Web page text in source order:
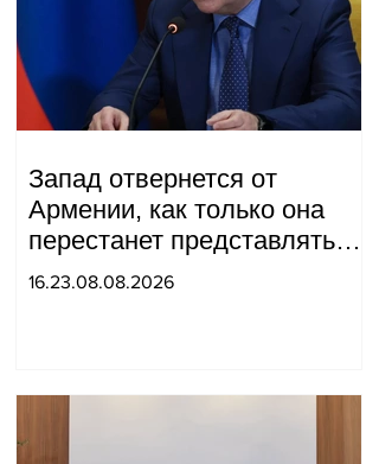
Запад отвернется от
Армении, как только она
перестанет представлять
для него интерес как
16.23.08.08.2026